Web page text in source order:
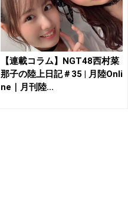
【連載コラム】NGT48西村菜
那子の陸上日記＃35 | 月陸Onli
ne｜月刊陸...